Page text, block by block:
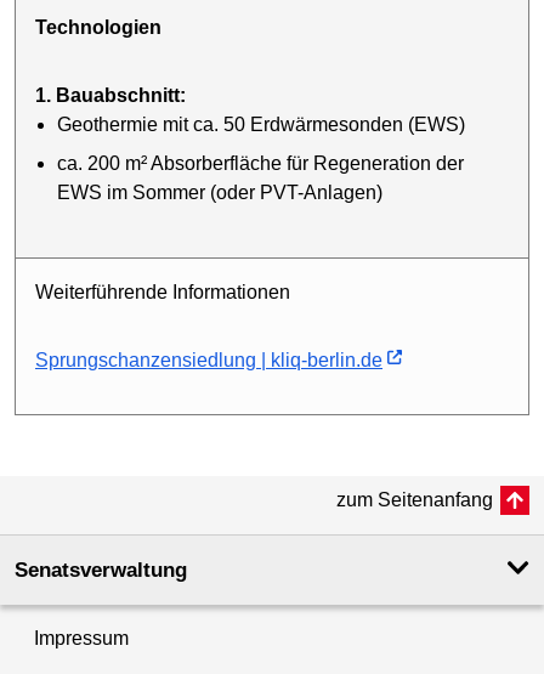
Technologien
1. Bauabschnitt:
Geothermie mit ca. 50 Erdwärmesonden (EWS)
ca. 200 m² Absorberfläche für Regeneration der
EWS im Sommer (oder PVT-Anlagen)
Weiterführende Informationen
Sprungschanzensiedlung | kliq-berlin.de
zum Seitenanfang
Senatsverwaltung
Impressum